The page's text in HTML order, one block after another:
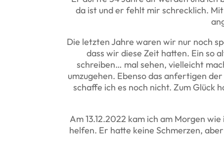
da ist und er fehlt mir schrecklich.
Die letzten Jahre waren wir nur noch
dass wir diese Zeit hatten. Ein so
schreiben… mal sehen, vielleicht
umzugehen. Ebenso das anfertigen
schaffe ich es noch nicht. Zum Glück
Am 13.12.2022 kam ich am Morgen
helfen. Er hatte keine Schmerzen,